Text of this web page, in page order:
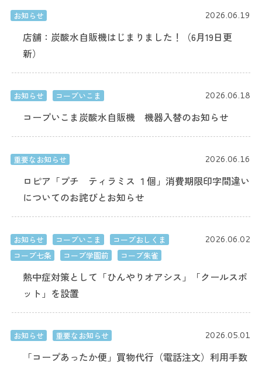
お知らせ 2026.06.19
店舗：炭酸水自販機はじまりました！（6月19日更
新）
お知らせ コープいこま 2026.06.18
コープいこま炭酸水自販機 機器入替のお知らせ
重要なお知らせ 2026.06.16
ロピア「プチ ティラミス １個」消費期限印字間違い
についてのお詫びとお知らせ
お知らせ コープいこま
コープおしくま
コープ七条
コープ学園前 コープ朱雀
2026.06.02
熱中症対策として「ひんやりオアシス」「クールスポ
ット」を設置
お知らせ 重要なお知らせ 2026.05.01
「コープあったか便」買物代行（電話注文）利用手数